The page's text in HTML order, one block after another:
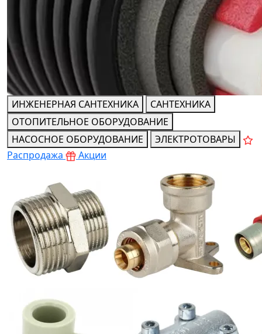
Теплоизолированные трубы
ИНЖЕНЕРНАЯ САНТЕХНИКА
САНТЕХНИКА
ОТОПИТЕЛЬНОЕ ОБОРУДОВАНИЕ
НАСОСНОЕ ОБОРУДОВАНИЕ
ЭЛЕКТРОТОВАРЫ
Распродажа
Акции